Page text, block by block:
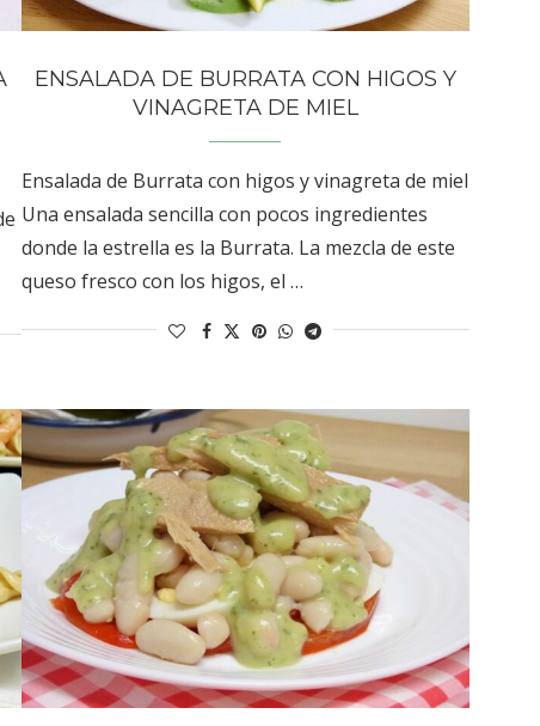
ENSALADA DE BURRATA CON HIGOS Y
VINAGRETA DE MIEL
Ensalada de Burrata con higos y vinagreta de miel
Una ensalada sencilla con pocos ingredientes
donde la estrella es la Burrata. La mezcla de este
queso fresco con los higos, el …